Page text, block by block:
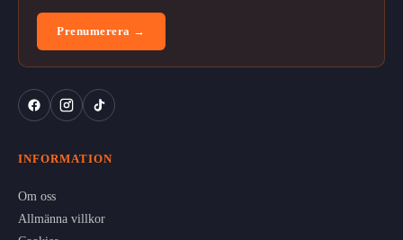
Prenumerera →
INFORMATION
Om oss
Allmänna villkor